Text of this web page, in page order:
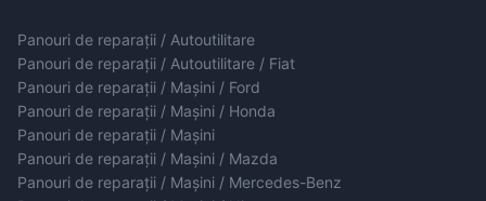
Panouri de reparații / Autoutilitare
Panouri de reparații / Autoutilitare / Fiat
Panouri de reparații / Mașini / Ford
Panouri de reparații / Mașini / Honda
Panouri de reparații / Mașini
Panouri de reparații / Mașini / Mazda
Panouri de reparații / Mașini / Mercedes-Benz